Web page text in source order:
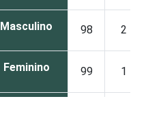
Masculino 98 2
Feminino 99 1